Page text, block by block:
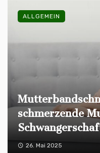
schmerzende
26. Mai 2025
ALLGEMEIN